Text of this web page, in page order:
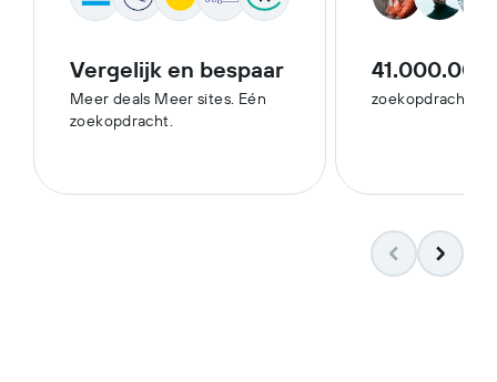
Vergelijk en bespaar
Meer deals Meer sites. Eén
zoekopdracht.
zoekopdrachten